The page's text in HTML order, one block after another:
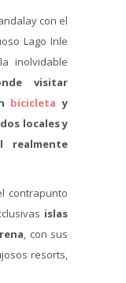
con el
Lago Inle
inolvidable
visitar
bicicleta y
locales y
realmente
contrapunto
islas
, con sus
resorts,